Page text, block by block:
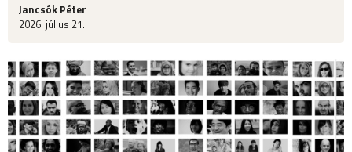
Jancsók Péter
2026. július 21.